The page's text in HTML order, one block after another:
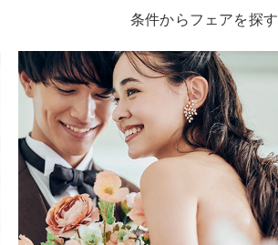
条件からフェアを探す